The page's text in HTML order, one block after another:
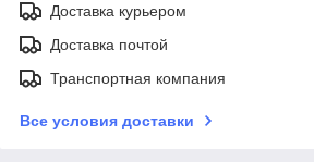
Доставка курьером
Доставка почтой
Транспортная компания
Все условия доставки